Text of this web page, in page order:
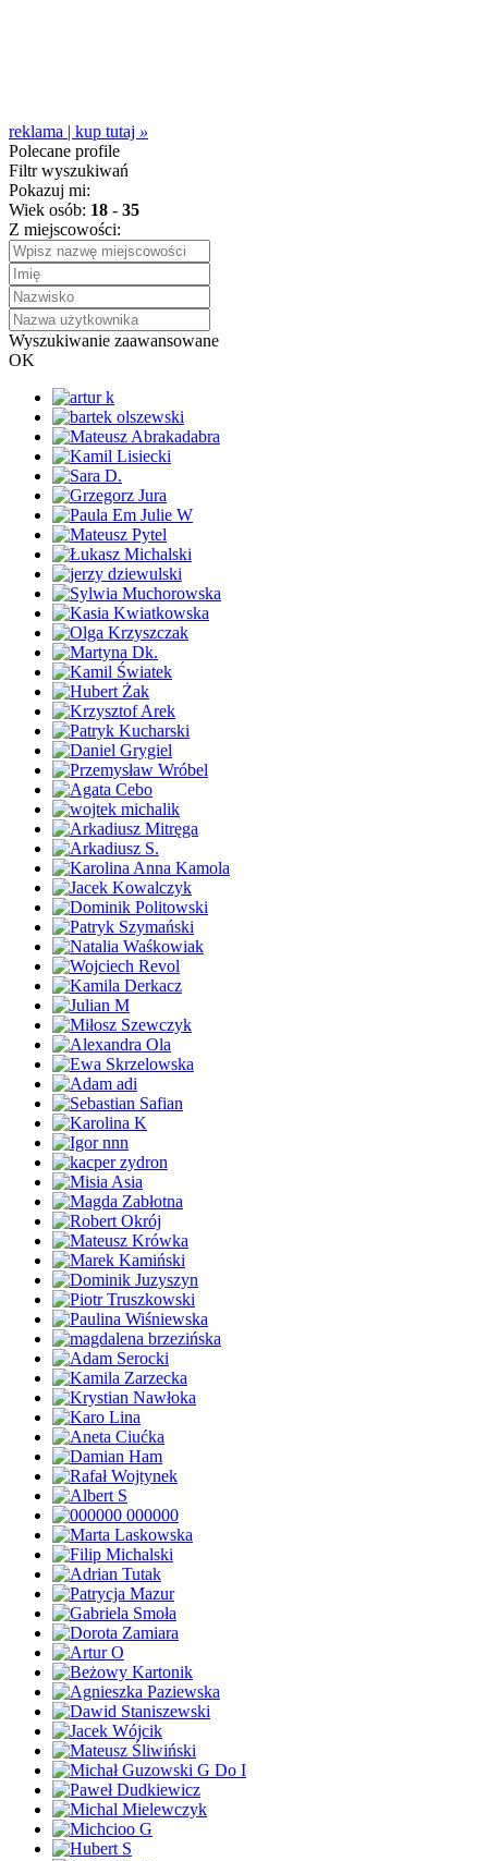
reklama | kup tutaj »
Polecane profile
Filtr wyszukiwań
Pokazuj mi:
Wiek osób: 18 - 35
Z miejscowości:
Wyszukiwanie zaawansowane
OK